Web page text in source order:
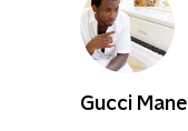
Gucci Mane